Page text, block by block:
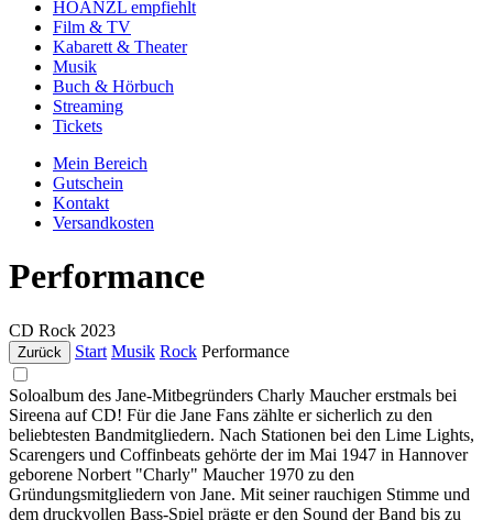
HOANZL empfiehlt
Film & TV
Kabarett & Theater
Musik
Buch & Hörbuch
Streaming
Tickets
Mein Bereich
Gutschein
Kontakt
Versandkosten
Performance
CD Rock 2023
Zurück Start Musik Rock Performance
Soloalbum des Jane-Mitbegründers Charly Maucher erstmals bei
Sireena auf CD! Für die Jane Fans zählte er sicherlich zu den
beliebtesten Bandmitgliedern. Nach Stationen bei den Lime Lights,
Scarengers und Coffinbeats gehörte der im Mai 1947 in Hannover
geborene Norbert "Charly" Maucher 1970 zu den
Gründungsmitgliedern von Jane. Mit seiner rauchigen Stimme und
dem druckvollen Bass-Spiel prägte er den Sound der Band bis zu